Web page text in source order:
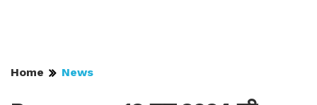
Home News